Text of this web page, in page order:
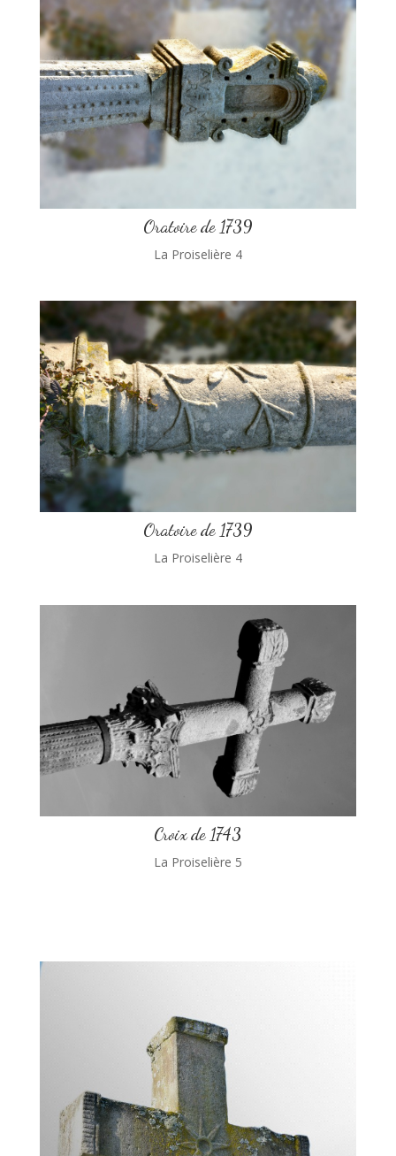
Oratoire de 1739
La Proiselière 4
Oratoire de 1739
La Proiselière 4
Croix de 1743
La Proiselière 5